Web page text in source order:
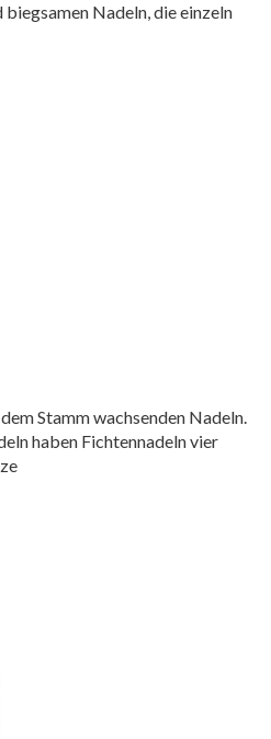
Nadeln, die einzeln
Stamm wachsenden Nadeln.
haben Fichtennadeln vier